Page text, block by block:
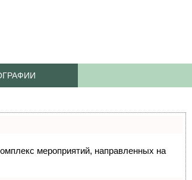
мероприятий, направленных на